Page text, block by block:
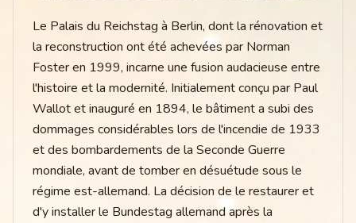
Le Palais du Reichstag à Berlin, dont la rénovation et
la reconstruction ont été achevées par Norman
Foster en 1999, incarne une fusion audacieuse entre
l'histoire et la modernité. Initialement conçu par Paul
Wallot et inauguré en 1894, le bâtiment a subi des
dommages considérables lors de l'incendie de 1933
et des bombardements de la Seconde Guerre
mondiale, avant de tomber en désuétude sous le
régime est-allemand. La décision de le restaurer et
d'y installer le Bundestag allemand après la